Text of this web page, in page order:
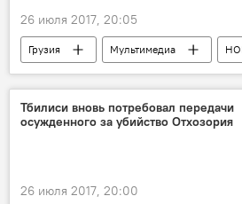
26 июля 2017, 20:05
Грузия Мультимедиа
КУЛЬТУРА
Видео
Аджария
Батуми
Adjara Fashion Week
Мода
Тбилиси вновь потребовал передачи
осужденного за убийство Отхозория
26 июля 2017, 20:00